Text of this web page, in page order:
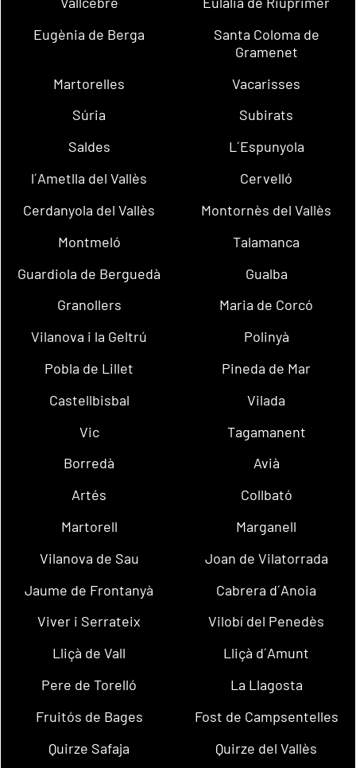
Eugènia de Berga
Santa Coloma de
Gramenet
Martorelles
Vacarisses
Súria
Subirats
Saldes
L´Espunyola
l´Ametlla del Vallès
Cervelló
Cerdanyola del Vallès
Montornès del Vallès
Montmeló
Talamanca
Guardiola de Berguedà
Gualba
Granollers
Maria de Corcó
Vilanova i la Geltrú
Polinyà
Pobla de Lillet
Pineda de Mar
Castellbisbal
Vilada
Vic
Tagamanent
Borredà
Avià
Artés
Collbató
Martorell
Marganell
Vilanova de Sau
Joan de Vilatorrada
Jaume de Frontanyà
Cabrera d´Anoia
Viver i Serrateix
Vilobí del Penedès
Lliçà de Vall
Lliçà d´Amunt
Pere de Torelló
La Llagosta
Fruitós de Bages
Fost de Campsentelles
Quirze Safaja
Quirze del Vallès